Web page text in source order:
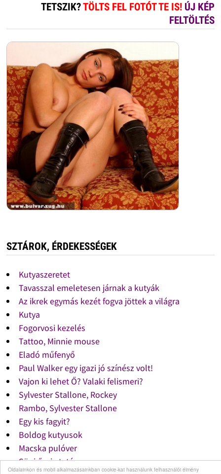
Oldalainkon és mobil alkalmazásainkban cookie-kat használunk felhasználói élmény
TETSZIK?TÖLTS FEL FOTÓT TE IS! ÚJ KÉP
FELTÖLTÉS
SZTÁROK, ÉRDEKESSÉGEK
Kutyaszeretet
Tavasszal emeletesen járnak a kutyák
Az ikrek egymás kezét fogva jöttek a világra
Kutya
Fogorvosi kezelés
Tattoo, Minnie mouse
Eladó műfenyő
Paul Walker egy igazi jó színész volt!
Vajon ki lehet Ő? Valaki felismeri?
Sylvester Stallone, Rockey
Rambo, Sylvester Stallone
Egy kis fagyit?
Boldog kutyusok
Macska pulóver
Süni őszi etetése